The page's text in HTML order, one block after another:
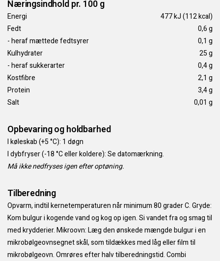
Næringsindhold pr. 100 g
Energi
477 kJ (112 kcal)
Fedt
0,6 g
- heraf mættede fedtsyrer
0,1 g
Kulhydrater
25 g
- heraf sukkerarter
0,4 g
Kostfibre
2,1 g
Protein
3,4 g
Salt
0,01 g
Opbevaring og holdbarhed
I køleskab (+5 °C): 1 døgn
I dybfryser (-18 °C eller koldere): Se datomærkning.
Må ikke nedfryses igen efter optøning.
Tilberedning
Opvarm, indtil kernetemperaturen når minimum 80 grader C. Gryde:
Kom bulgur i kogende vand og kog op igen. Si vandet fra og smag til
med krydderier. Mikroovn: Læg den ønskede mængde bulgur i en
mikrobølgeovnsegnet skål, som tildækkes med låg eller film til
mikrobølgeovn. Omrøres efter halv tilberedningstid. Combi